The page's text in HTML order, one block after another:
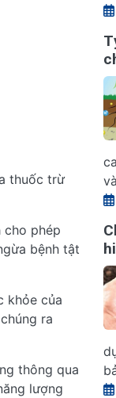
thuốc trừ
cho phép
bệnh tật
khỏe của
ra
thông qua
lượng